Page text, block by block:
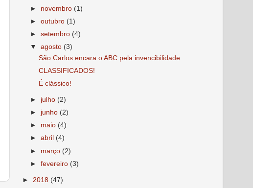
► novembro (1)
►outubro (1)
►setembro (4)
▼
agosto (3)
São Carlos encara o ABC pela invencibilidade
CLASSIFICADOS!
É clássico!
► julho (2)
► junho (2)
► maio (4)
►abril (4)
► março (2)
►fevereiro (3)
► 2018 (47)